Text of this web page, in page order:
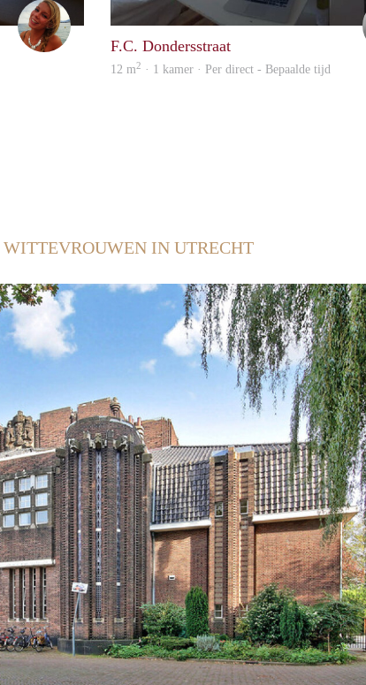
Nanouck
F.C. Dondersstraat
12 m2 · 1 kamer · Per direct - Bepaalde tijd
WITTEVROUWEN IN UTRECHT